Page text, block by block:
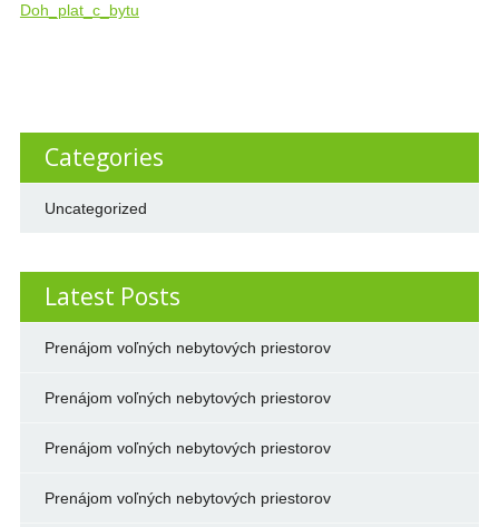
Doh_plat_c_bytu
Categories
Uncategorized
Latest Posts
Prenájom voľných nebytových priestorov
Prenájom voľných nebytových priestorov
Prenájom voľných nebytových priestorov
Prenájom voľných nebytových priestorov